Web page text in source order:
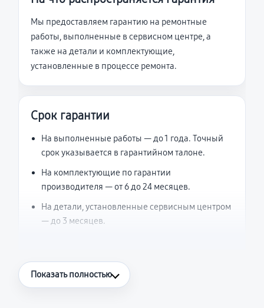
Мы предоставляем гарантию на ремонтные
работы, выполненные в сервисном центре, а
также на детали и комплектующие,
установленные в процессе ремонта.
Срок гарантии
На выполненные работы — до 1 года. Точный
срок указывается в гарантийном талоне.
На комплектующие по гарантии
производителя — от 6 до 24 месяцев.
На детали, установленные сервисным центром
— до 3 месяцев.
Что считается гарантийным случаем
Показать полностью